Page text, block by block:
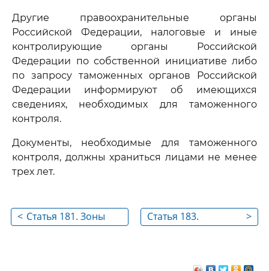
Другие правоохранительные органы
Российской Федерации, налоговые и иные
контролирующие органы Российской
Федерации по собственной инициативе либо
по запросу таможенных органов Российской
Федерации информируют об имеющихся
сведениях, необходимых для таможенного
контроля.
Документы, необходимые для таможенного
контроля, должны храниться лицами не менее
трех лет.
< Статья 181. Зоны
>
Статья 183.
экспертов для